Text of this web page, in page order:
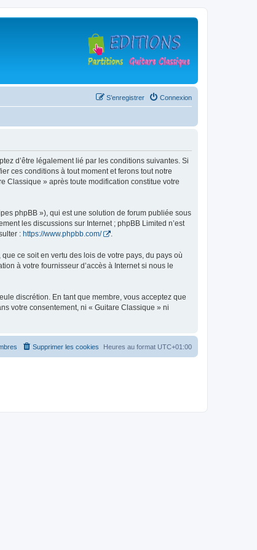
Connexion
S’enregistrer
d’être légalement lié par les conditions suivantes. Si
ces conditions à tout moment et ferons tout notre
Classique » après toute modification constitue votre
phpBB »), qui est une solution de forum publiée sous
les discussions sur Internet ; phpBB Limited n’est
: https://www.phpbb.com/ .
ce soit en vertu des lois de votre pays, du pays où
à votre fournisseur d’accès à Internet si nous le
discrétion. En tant que membre, vous acceptez que
votre consentement, ni « Guitare Classique » ni
Heures au format UTC+01:00
Supprimer les cookies